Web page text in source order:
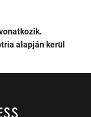
alapján kerül